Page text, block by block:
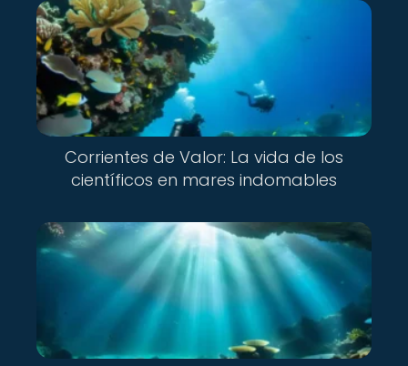
Corrientes de Valor: La vida de los
científicos en mares indomables